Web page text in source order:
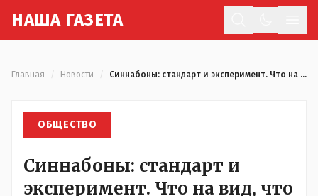
НАША ГАЗЕТА
Главная Новости Синнабоны: стандарт и эксперимент. Что на вид, что на вкус - это всегда беспроигрышная выпечка
ОБЩЕСТВО
Синнабоны: стандарт и
эксперимент. Что на вид, что